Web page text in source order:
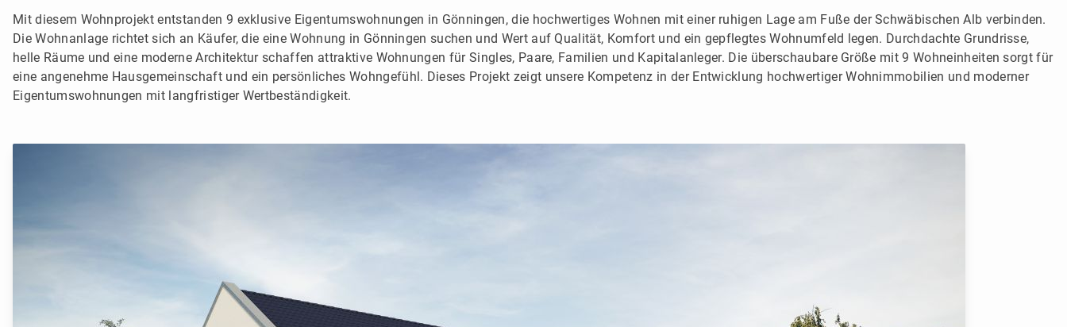
Mit diesem Wohnprojekt entstanden 9 exklusive Eigentumswohnungen in Gönningen, die hochwertiges Wohnen mit einer ruhigen Lage am Fuße der Schwäbischen Alb verbinden.
Die Wohnanlage richtet sich an Käufer, die eine Wohnung in Gönningen suchen und Wert auf Qualität, Komfort und ein gepflegtes Wohnumfeld legen. Durchdachte Grundrisse,
helle Räume und eine moderne Architektur schaffen attraktive Wohnungen für Singles, Paare, Familien und Kapitalanleger. Die überschaubare Größe mit 9 Wohneinheiten sorgt für
eine angenehme Hausgemeinschaft und ein persönliches Wohngefühl. Dieses Projekt zeigt unsere Kompetenz in der Entwicklung hochwertiger Wohnimmobilien und moderner
Eigentumswohnungen mit langfristiger Wertbeständigkeit.